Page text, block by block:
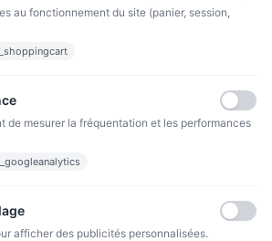
La poste
au fonctionnement du site (panier, session,
de mesurer la fréquentation et les performances
afficher des publicités personnalisées.